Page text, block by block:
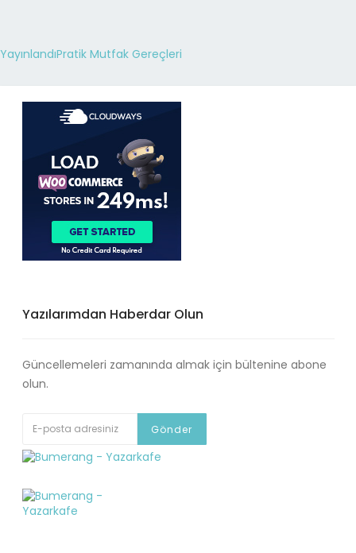
YayınlandıPratik Mutfak Gereçleri
Yazılarımdan Haberdar Olun
Güncellemeleri zamanında almak için bültenine abone
olun.